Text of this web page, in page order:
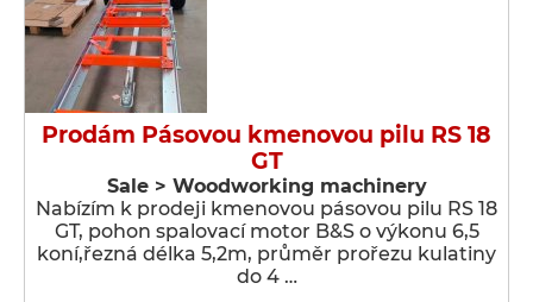
Prodám Pásovou kmenovou pilu RS 18
GT
Sale > Woodworking machinery
Nabízím k prodeji kmenovou pásovou pilu RS 18
GT, pohon spalovací motor B&S o výkonu 6,5
koní,řezná délka 5,2m, průměr prořezu kulatiny
do 4 …